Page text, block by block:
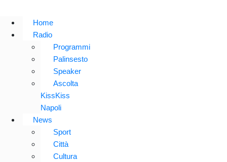
Home
Radio
Programmi
Palinsesto
Speaker
Ascolta
KissKiss
Napoli
News
Sport
Città
Cultura